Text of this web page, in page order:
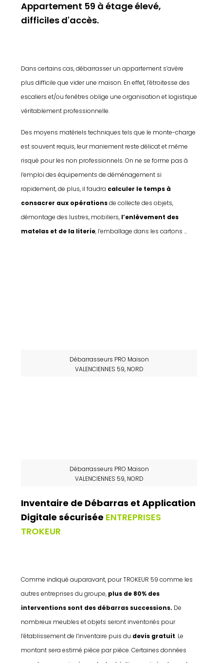
Appartement 59 à étage élevé,
difficiles d'accès.
Dans certains cas, débarrasser un appartement s’avère
plus difficile que vider une maison. En effet, l’étroitesse des
escaliers et/ou fenêtres oblige une organisation et logistique
véritablement professionnelle.
Des moyens matériels techniques tels que le monte-charge
est souvent requis, leur maniement reste délicat et même
risqué pour les non professionnels. On ne se forme pas à
l’emploi des équipements de déménagement si
rapidement, de plus, il faudra calculer le temps à
consacrer aux opérationsde collecte des objets,
démontage des lustres, mobiliers, l’enlèvement des
matelas et de la literie, l’emballage dans les cartons …
Débarrasseurs PRO Maison
VALENCIENNES 59, NORD
Débarrasseurs PRO Maison
VALENCIENNES 59, NORD
Inventaire de Débarras et Application
Digitale sécurisée ENTREPRISES
TROKEUR
Comme indiqué auparavant, pour TROKEUR 59 comme les
autres entreprises du groupe, plus de 80% des
interventions sont des débarras successions. De
nombreux meubles et objets seront inventoriés pour
l’établissement de l’inventaire puis du devis gratuit. Le
montant sera estimé pièce par pièce. Certaines données